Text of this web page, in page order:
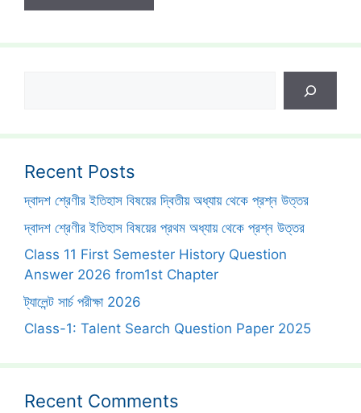
Recent Posts
দ্বাদশ শ্রেণীর ইতিহাস বিষয়ের দ্বিতীয় অধ্যায় থেকে প্রশ্ন উত্তর
দ্বাদশ শ্রেণীর ইতিহাস বিষয়ের প্রথম অধ্যায় থেকে প্রশ্ন উত্তর
Class 11 First Semester History Question
Answer 2026 from1st Chapter
ট্যালেন্ট সার্চ পরীক্ষা 2026
Class-1: Talent Search Question Paper 2025
Recent Comments